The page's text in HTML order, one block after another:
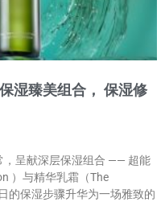
湿臻美组合， 保湿修
，呈献深层保湿组合 —— 超能
）与精华乳霜（The
的保湿步骤升华为一场雅致的